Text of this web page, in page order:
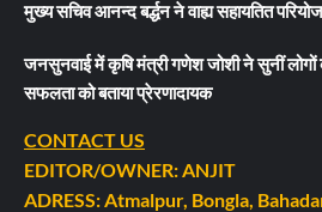
मुख्य सचिव आनन्द बर्द्धन ने वाह्य सहायतित
जनसुनवाई में कृषि मंत्री गणेश जोशी ने सुनीं लोगों
सफलता को बताया प्रेरणादायक
CONTACT US
EDITOR/OWNER: ANJIT
ADRESS: Atmalpur, Bongla,